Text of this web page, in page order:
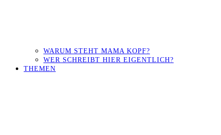
WARUM STEHT MAMA KOPF?
WER SCHREIBT HIER EIGENTLICH?
THEMEN